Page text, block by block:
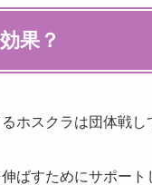
果？
ホスクラは団体戦し
ばすためにサポート